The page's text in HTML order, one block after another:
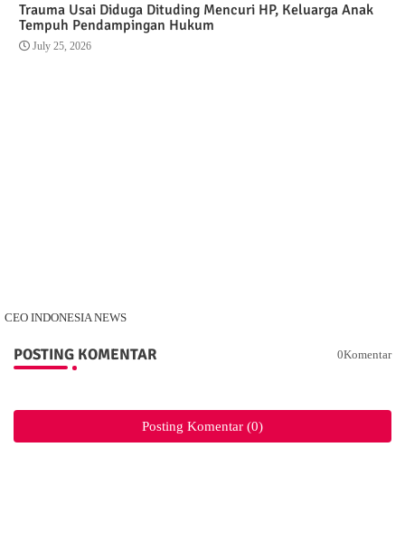
Trauma Usai Diduga Dituding Mencuri HP, Keluarga Anak
Tempuh Pendampingan Hukum
July 25, 2026
CEO INDONESIA NEWS
POSTING KOMENTAR 0Komentar
Posting Komentar (0)